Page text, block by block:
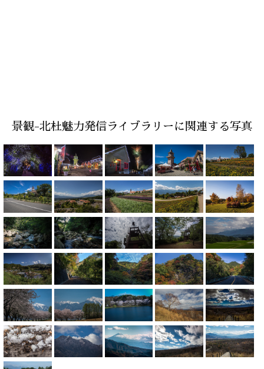
景観-北杜魅力発信ライブラリーに関連する写真